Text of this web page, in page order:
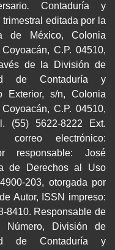
.Contaduría y
editada por la
de México, Colonia
C.P. 04510,
de la División de
de Contaduría y
Exterior, s/n, Colonia
C.P. 04510,
(55) 5622-8222 Ext.
correo electrónico:
responsable: José
de Derechos al Uso
203, otorgada por
Autor, ISSN impreso:
8410. Responsable de
Número, División de
de Contaduría y